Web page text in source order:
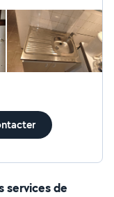
services de